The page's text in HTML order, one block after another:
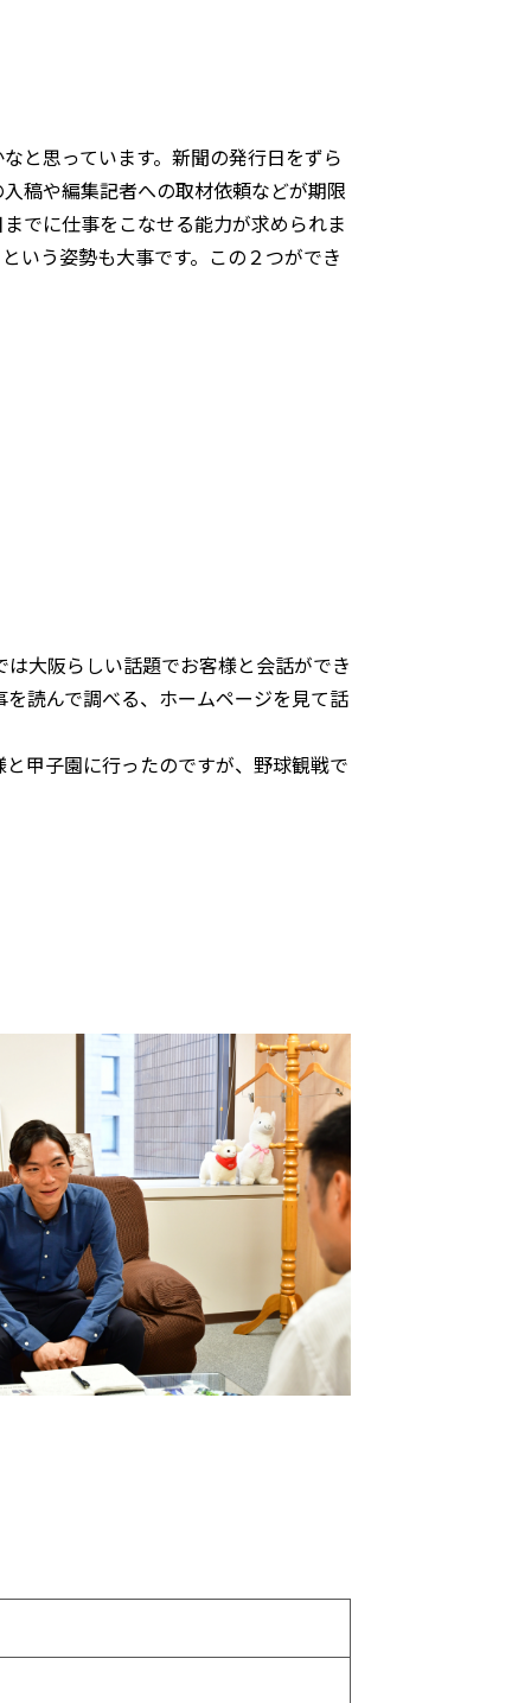
思っています。新聞の発行日をずら
稿や編集記者への取材依頼などが期限
でに仕事をこなせる能力が求められま
いう姿勢も大事です。この２つができ
大阪らしい話題でお客様と会話ができ
読んで調べる、ホームページを見て話
甲子園に行ったのですが、野球観戦で